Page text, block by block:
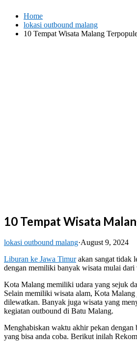
content
Home
lokasi outbound malang
10 Tempat Wisata Malang
10 Tempat Wisata
lokasi outbound malang·August 9, 2024
Liburan ke Jawa Timurakan sangat tidak
dengan memiliki banyak wisata mulai dari
Kota Malang memiliki udara yang sejuk
Selain memiliki wisata alam, Kota Malang
dilewatkan. Banyak juga wisata yang
kegiatan outbound di Batu Malang.
Menghabiskan waktu akhir pekan dengan
yang bisa anda coba. Berikut inilah